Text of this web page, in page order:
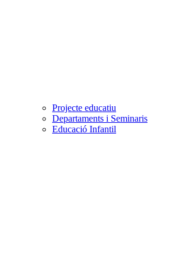
Projecte educatiu
Departaments i Seminaris
Educació Infantil